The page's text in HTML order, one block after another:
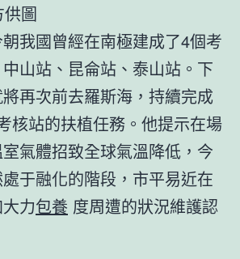
圖
我國曾經在南極建成了4個考
山站、昆侖站、泰山站。下
再次前去羅斯海，持續完成
核站的扶植任務。他提示在場
氣體招致全球氣溫降低，今
于融化的階段，市平易近在
力包養 度周遭的狀況維護認